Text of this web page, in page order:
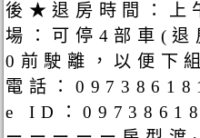
後★退房時間：
場：可停4部車(
0前駛離，以便下
電話：
e ID：